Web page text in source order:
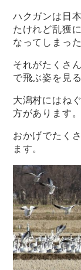
ハクガンは日
たけれど乱獲
なってしまっ
それがたくさ
で飛ぶ姿を見
大潟村にはね
方があります。
おかげでたく
ます。